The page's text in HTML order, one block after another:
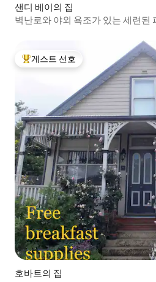
샌디 베이의 집
벽난로와 야외 욕조가 있는 세련된
상위 게스트 선호
게스트 선호
호바트의 집